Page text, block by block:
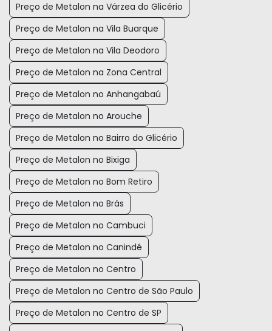
Preço de Metalon na Várzea do Glicério
Preço de Metalon na Vila Buarque
Preço de Metalon na Vila Deodoro
Preço de Metalon na Zona Central
Preço de Metalon no Anhangabaú
Preço de Metalon no Arouche
Preço de Metalon no Bairro do Glicério
Preço de Metalon no Bixiga
Preço de Metalon no Bom Retiro
Preço de Metalon no Brás
Preço de Metalon no Cambuci
Preço de Metalon no Canindé
Preço de Metalon no Centro
Preço de Metalon no Centro de São Paulo
Preço de Metalon no Centro de SP